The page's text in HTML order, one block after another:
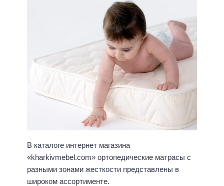
В каталоге интернет магазина
«kharkivmebel.com» ортопедические матрасы с
разными зонами жесткости представлены в
широком ассортименте.